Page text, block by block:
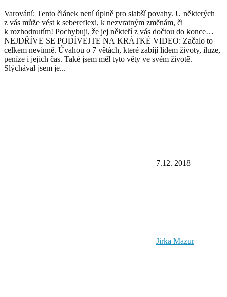
Varování: Tento článek není úplně pro slabší povahy. U některých
z vás může vést k sebereflexi, k nezvratným změnám, či
k rozhodnutím! Pochybuji, že jej někteří z vás dočtou do konce…
NEJDŘÍVE SE PODÍVEJTE NA KRÁTKÉ VIDEO: Začalo to
celkem nevinně. Úvahou o 7 větách, které zabíjí lidem životy, iluze,
peníze i jejich čas. Také jsem měl tyto věty ve svém životě.
Slýchával jsem je...
7.12. 2018
Jirka Mazur